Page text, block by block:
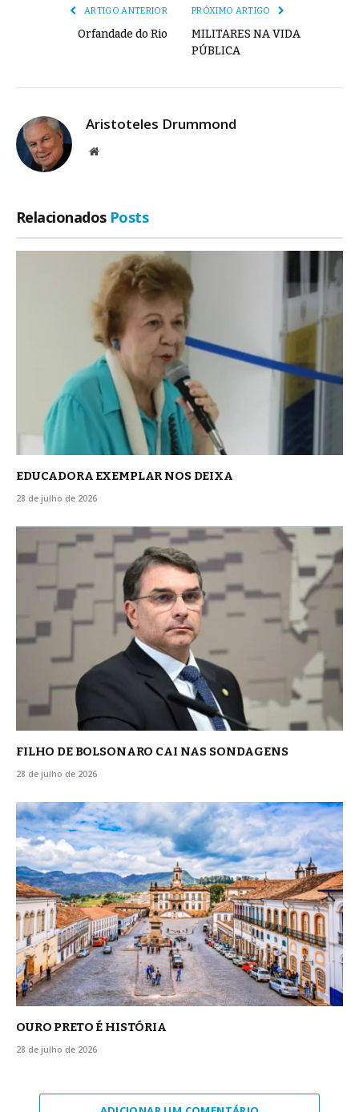
ARTIGO ANTERIOR
Orfandade do Rio
PRÓXIMO ARTIGO
MILITARES NA VIDA
PÚBLICA
Aristoteles Drummond
Site
Relacionados Posts
EDUCADORA EXEMPLAR NOS DEIXA
28 de julho de 2026
FILHO DE BOLSONARO CAI NAS SONDAGENS
28 de julho de 2026
OURO PRETO É HISTÓRIA
28 de julho de 2026